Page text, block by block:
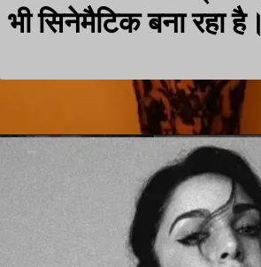
भी सिनेमैटिक बना रहा है।